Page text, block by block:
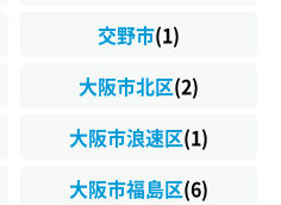
交野市(1)
大阪市北区(2)
大阪市浪速区(1)
大阪市福島区(6)